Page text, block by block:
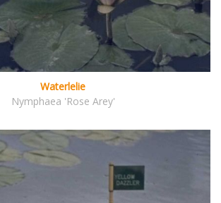
Waterlelie
Nymphaea 'Rose Arey'